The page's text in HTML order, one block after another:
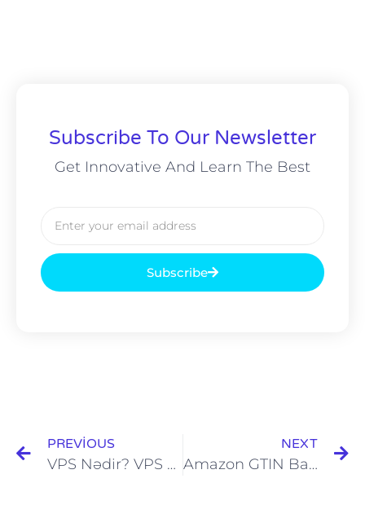
Subscribe To Our Newsletter
Get Innovative And Learn The Best
Subscribe
PREVIOUS
VPS Nədir? VPS Necə Qurulur? PayPal üçün Onlayn VPS Almaq
NEXT
Amazon GTIN Barkod Al. UPC EAN Barkod Nömrəsi